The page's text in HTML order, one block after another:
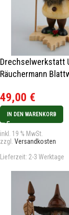
Drechselwerkstatt
Räuchermann
49,00 €
IN DEN WARENKORB
inkl. 19 % MwSt.
zzgl. Versandkosten
Lieferzeit: 2-3 Werktage